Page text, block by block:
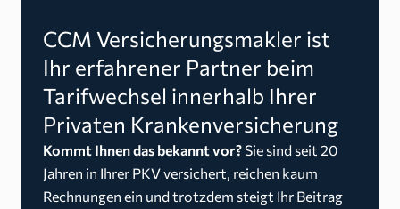
CCM Versicherungsmakler ist
Ihr erfahrener Partner beim
Tarifwechsel innerhalb Ihrer
Privaten Krankenversicherung
Kommt Ihnen das bekannt vor? Sie sind seit 20
Jahren in Ihrer PKV versichert, reichen kaum
Rechnungen ein und trotzdem steigt Ihr Beitrag